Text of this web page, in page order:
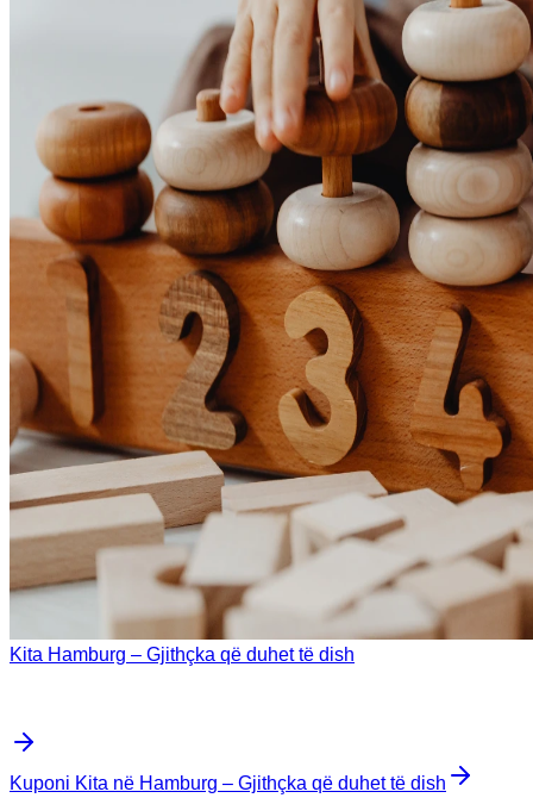
Kita Hamburg – Gjithçka që duhet të dish
Kuponi Kita në Hamburg – Gjithçka që duhet të dish